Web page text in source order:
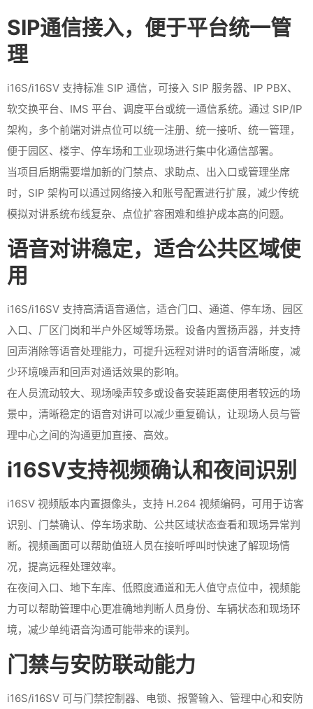
SIP通信接入，便于平台统一管
理
i16S/i16SV 支持标准 SIP 通信，可接入 SIP 服务器、IP PBX、
软交换平台、IMS 平台、调度平台或统一通信系统。通过 SIP/IP
架构，多个前端对讲点位可以统一注册、统一接听、统一管理，
便于园区、楼宇、停车场和工业现场进行集中化通信部署。
当项目后期需要增加新的门禁点、求助点、出入口或管理坐席
时，SIP 架构可以通过网络接入和账号配置进行扩展，减少传统
模拟对讲系统布线复杂、点位扩容困难和维护成本高的问题。
语音对讲稳定，适合公共区域使
用
i16S/i16SV 支持高清语音通信，适合门口、通道、停车场、园区
入口、厂区门岗和半户外区域等场景。设备内置扬声器，并支持
回声消除等语音处理能力，可提升远程对讲时的语音清晰度，减
少环境噪声和回声对通话效果的影响。
在人员流动较大、现场噪声较多或设备安装距离使用者较远的场
景中，清晰稳定的语音对讲可以减少重复确认，让现场人员与管
理中心之间的沟通更加直接、高效。
i16SV支持视频确认和夜间识别
i16SV 视频版本内置摄像头，支持 H.264 视频编码，可用于访客
识别、门禁确认、停车场求助、公共区域状态查看和现场异常判
断。视频画面可以帮助值班人员在接听呼叫时快速了解现场情
况，提高远程处理效率。
在夜间入口、地下车库、低照度通道和无人值守点位中，视频能
力可以帮助管理中心更准确地判断人员身份、车辆状态和现场环
境，减少单纯语音沟通可能带来的误判。
门禁与安防联动能力
i16S/i16SV 可与门禁控制器、电锁、报警输入、管理中心和安防